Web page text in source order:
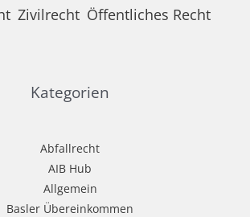
Zivilrecht Öffentliches Recht
Kategorien
Abfallrecht
AIB Hub
Allgemein
Basler Übereinkommen